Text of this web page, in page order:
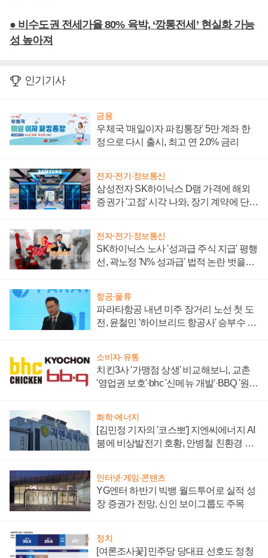
● 비수도권 전세가율 80% 육박, ‘깡통전세’ 현실화 가능
성 높아져
인기기사
금융
우체국 '매일이자 파킹통장' 5만 계좌 한
정으로 다시 출시, 최고 연 2.0% 금리
전자·전기·정보통신
삼성전자 SK하이닉스 D램 가격에 해외
증권가 '고점' 시각 나와, 장기 계약에 단점
전자·전기·정보통신
SK하이닉스 노사 '성과급 주식 지급' 평행
선, 곽노정 'N% 성과급' 법적 논란 벗을지
항공·물류
파라타항공 내년 미주 장거리 노선 첫 도
전, 윤철민 '하이브리드 항공사' 승부수 통
소비자·유통
치킨3사 '가맹점 상생' 비교해보니, 교촌
'영업권 보호'·bhc '신메뉴 개발'·BBQ '원가
화학·에너지
[김민정 기자의 '코스뽀'] 지엔씨에너지 AI
붐에 비상발전기 호황, 안병철 친환경 에
인터넷·게임·콘텐츠
YG엔터 하반기 빅뱅 월드투어로 실적 성
장 증권가 전망, 신인 보이그룹도 주목
정치
[여론조사꽃] 민주당 당대표 선호도 정청